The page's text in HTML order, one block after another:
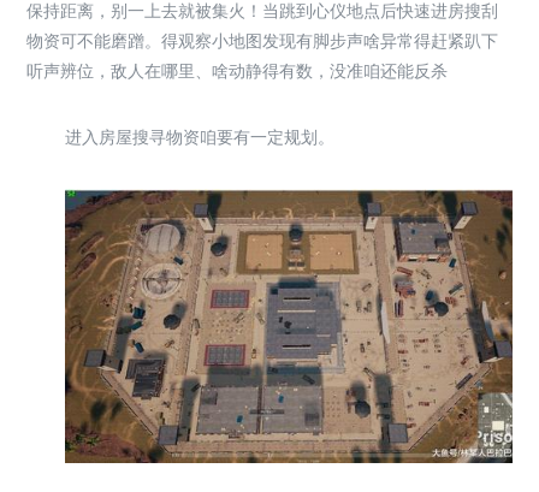
保持距离，别一上去就被集火！当跳到心仪地点后快速进房搜刮
物资可不能磨蹭。得观察小地图发现有脚步声啥异常得赶紧趴下
听声辨位，敌人在哪里、啥动静得有数，没准咱还能反杀
进入房屋搜寻物资咱要有一定规划。